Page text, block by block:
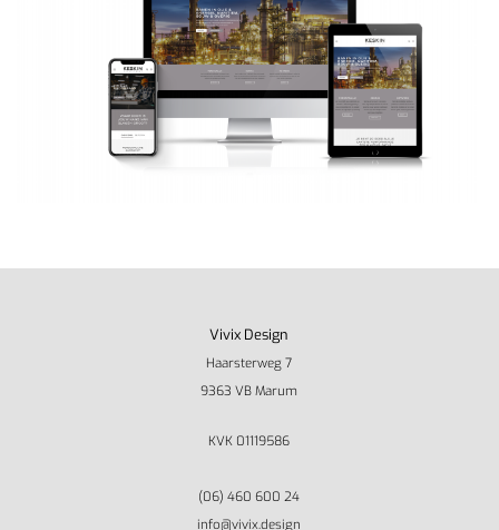
Vivix Design
Haarsterweg 7
9363 VB Marum
KVK 01119586
(06) 460 600 24
info@vivix.design